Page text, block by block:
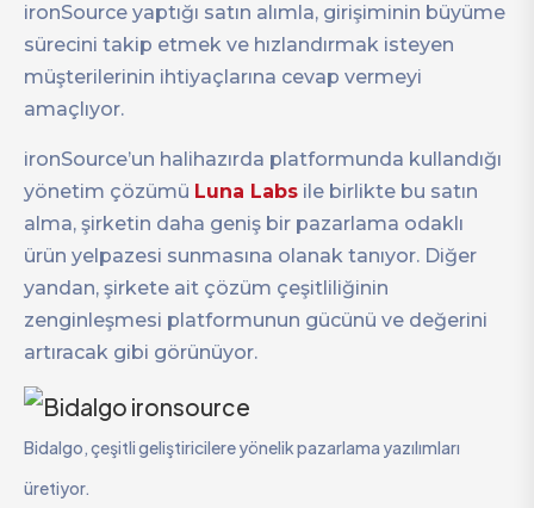
ironSource yaptığı satın alımla, girişiminin büyüme
sürecini takip etmek ve hızlandırmak isteyen
müşterilerinin ihtiyaçlarına cevap vermeyi
amaçlıyor.
ironSource’un halihazırda platformunda kullandığı
yönetim çözümü Luna Labs ile birlikte bu satın
alma, şirketin daha geniş bir pazarlama odaklı
ürün yelpazesi sunmasına olanak tanıyor. Diğer
yandan, şirkete ait çözüm çeşitliliğinin
zenginleşmesi platformunun gücünü ve değerini
artıracak gibi görünüyor.
Bidalgo, çeşitli geliştiricilere yönelik pazarlama yazılımları
üretiyor.